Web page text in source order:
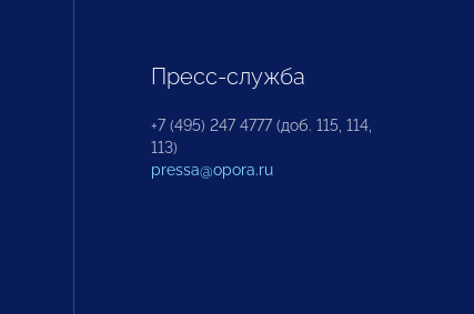
Пресс-служба
+7 (495) 247 4777 (доб. 115, 114,
113)
pressa@opora.ru